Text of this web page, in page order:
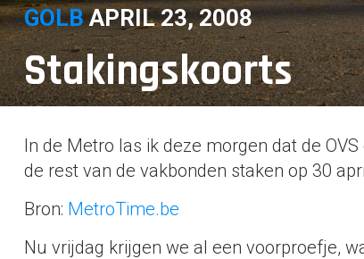
GOLB APRIL 23, 2008
Stakingskoorts
In de Metro las ik deze morgen dat de
de rest van de vakbonden staken op 30
Bron: MetroTime.be
Nu vrijdag krijgen we al een voorproefje,